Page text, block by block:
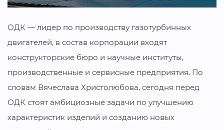
ОДК — лидер по производству газотурбинных
двигателей, в состав корпорации входят
конструкторские бюро и научные институты,
производственные и сервисные предприятия. По
словам Вячеслава Христолюбова, сегодня перед
ОДК стоят амбициозные задачи по улучшению
характеристик изделий и созданию новых